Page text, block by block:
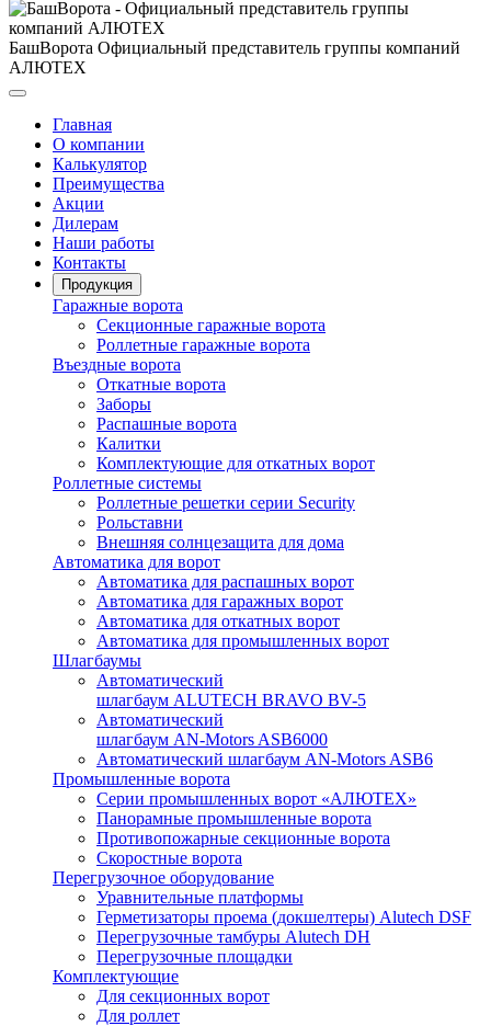
БашВорота Официальный представитель группы компаний
АЛЮТЕХ
Главная
О компании
Калькулятор
Преимущества
Акции
Дилерам
Наши работы
Контакты
Продукция
Гаражные ворота
Секционные гаражные ворота
Роллетные гаражные ворота
Въездные ворота
Откатные ворота
Заборы
Распашные ворота
Калитки
Комплектующие для откатных ворот
Роллетные системы
Роллетные решетки серии Security
Рольставни
Внешняя солнцезащита для дома
Автоматика для ворот
Автоматика для распашных ворот
Автоматика для гаражных ворот
Автоматика для откатных ворот
Автоматика для промышленных ворот
Шлагбаумы
Автоматический
шлагбаум ALUTECH BRAVO BV-5
Автоматический
шлагбаум AN-Motors ASB6000
Автоматический шлагбаум AN-Motors ASB6
Промышленные ворота
Серии промышленных ворот «АЛЮТЕХ»
Панорамные промышленные ворота
Противопожарные секционные ворота
Скоростные ворота
Перегрузочное оборудование
Уравнительные платформы
Герметизаторы проема (докшелтеры) Alutech DSF
Перегрузочные тамбуры Alutech DH
Перегрузочные площадки
Комплектующие
Для секционных ворот
Для роллет